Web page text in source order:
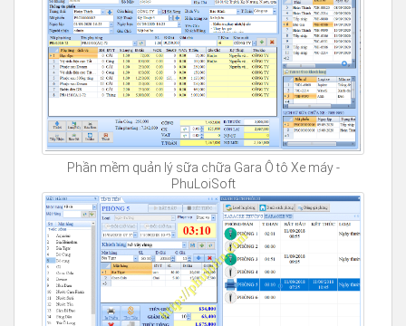
Phần mềm quản lý sữa chữa Gara Ô tô Xe máy -
PhuLoiSoft